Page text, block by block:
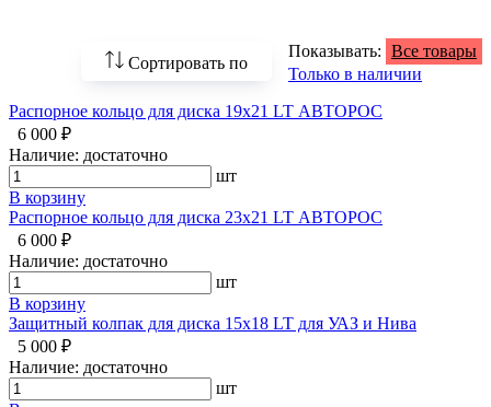
Сортировать по
По возрастанию
По убыванию цены
По наличию
По названию
По популярности
Показывать: Все товары
Только в наличии
Распорное кольцо для диска 19х21 LT АВТОРОС
6 000 ₽
Наличие: достаточно
шт
В корзину
Распорное кольцо для диска 23х21 LT АВТОРОС
6 000 ₽
Наличие: достаточно
шт
В корзину
Защитный колпак для диска 15х18 LT для УАЗ и Нива
5 000 ₽
Наличие: достаточно
шт